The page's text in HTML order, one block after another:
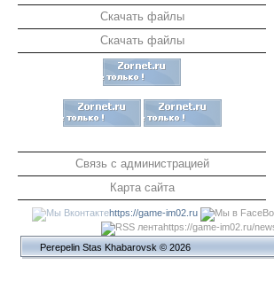
Скачать файлы
Скачать файлы
Связь с администрацией
Карта сайта
https://game-im02.ru
https://game-im02.ru/
Perepelin Stas Khabarovsk © 2026